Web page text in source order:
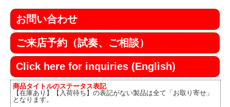
お問い合わせ
ご来店予約（試奏、ご相談）
Click here for inquiries (English)
商品タイトルのステータス表記
【在庫あり】【入荷待ち】の表記がない製品は全て「お取り寄せ」
となります。